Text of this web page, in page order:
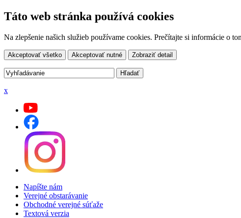
Táto web stránka používá cookies
Na zlepšenie našich služieb používame cookies. Prečítajte si informácie o
Akceptovať všetko Akceptovať nutné Zobraziť detail
x
Napíšte nám
Verejné obstarávanie
Obchodné verejné súťaže
Textová verzia